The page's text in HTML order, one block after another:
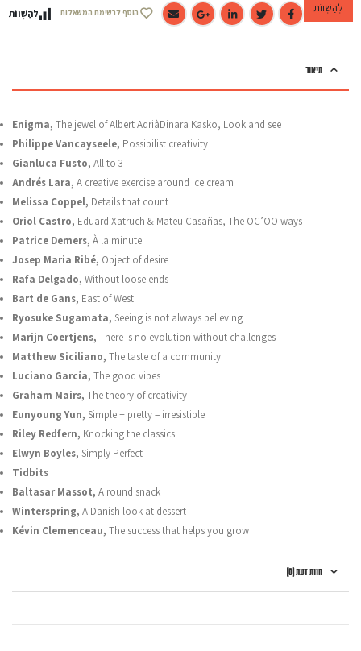
לְהַשְׁווֹת הוסף לרשימת המשאלות לְהַשְׁווֹת
תיאור
Enigma, The jewel of Albert AdriàDinara Kasko, Look and see
Philippe Vancayseele, Possibilist creativity
Gianluca Fusto, All to 3
Andrés Lara, A creative exercise around ice cream
Melissa Coppel, Details that count
Oriol Castro, Eduard Xatruch & Mateu Casañas, The OC’OO ways
Patrice Demers, À la minute
Josep Maria Ribé, Object of desire
Rafa Delgado, Without loose ends
Bart de Gans, East of West
Ryosuke Sugamata, Seeing is not always believing
Marijn Coertjens, There is no evolution without challenges
Matthew Siciliano, The taste of a community
Luciano García, The good vibes
Graham Mairs, The theory of creativity
Eunyoung Yun, Simple + pretty = irresistible
Riley Redfern, Knocking the classics
Elwyn Boyles, Simply Perfect
Tidbits
Baltasar Massot, A round snack
Winterspring, A Danish look at dessert
Kévin Clemenceau, The success that helps you grow
חוות דעת (0)